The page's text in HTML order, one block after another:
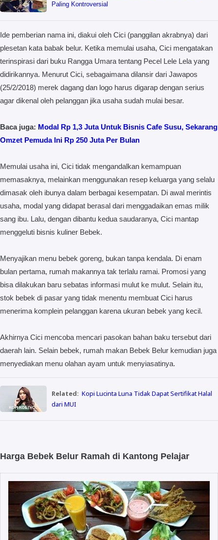
Paling Kontroversial
Ide pemberian nama ini, diakui oleh Cici (panggilan akrabnya) dari
plesetan kata babak belur. Ketika memulai usaha, Cici mengatakan
terinspirasi dari buku Rangga Umara tentang Pecel Lele Lela yang
didirikannya. Menurut Cici, sebagaimana dilansir dari Jawapos
(25/2/2018) merek dagang dan logo harus digarap dengan serius
agar dikenal oleh pelanggan jika usaha sudah mulai besar.
Baca juga: Modal Rp 1,3 Juta Untuk Bisnis Cafe Susu, Sekarang
Omzet Pemuda Ini Rp 250 Juta Per Bulan
Memulai usaha ini, Cici tidak mengandalkan kemampuan
memasaknya, melainkan menggunakan resep keluarga yang selalu
dimasak oleh ibunya dalam berbagai kesempatan. Di awal merintis
usaha, modal yang didapat berasal dari menggadaikan emas milik
sang ibu. Lalu, dengan dibantu kedua saudaranya, Cici mantap
menggeluti bisnis kuliner Bebek.
Menyajikan menu bebek goreng, bukan tanpa kendala. Di enam
bulan pertama, rumah makannya tak terlalu ramai. Promosi yang
bisa dilakukan baru sebatas informasi mulut ke mulut. Selain itu,
stok bebek di pasar yang tidak menentu membuat Cici harus
menerima komplein pelanggan karena ukuran bebek yang kecil.
Akhirnya Cici mencoba mencari pasokan bahan baku tersebut dari
daerah lain. Selain bebek, rumah makan Bebek Belur kemudian juga
menyediakan menu olahan ayam untuk menyiasatinya.
Related: Kopi Lucinta Luna Tidak Dapat Sertifikat Halal
dari MUI
Harga Bebek Belur Ramah di Kantong Pelajar